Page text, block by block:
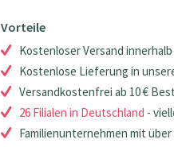
Vorteile
Kostenloser Versand
Kostenlose Lieferung in
Versandkostenfrei ab 10 €
26 Filialen in Deutschland -
Familienunternehmen mit